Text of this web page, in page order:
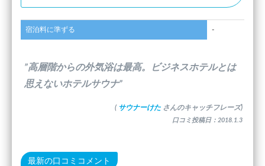
宿泊料に準ずる -
”高層階からの外気浴は最高。ビジネスホテルとは
思えないホテルサウナ”
( サウナーけた さんのキャッチフレーズ)
口コミ投稿日：2018.1.3
最新の口コミコメント